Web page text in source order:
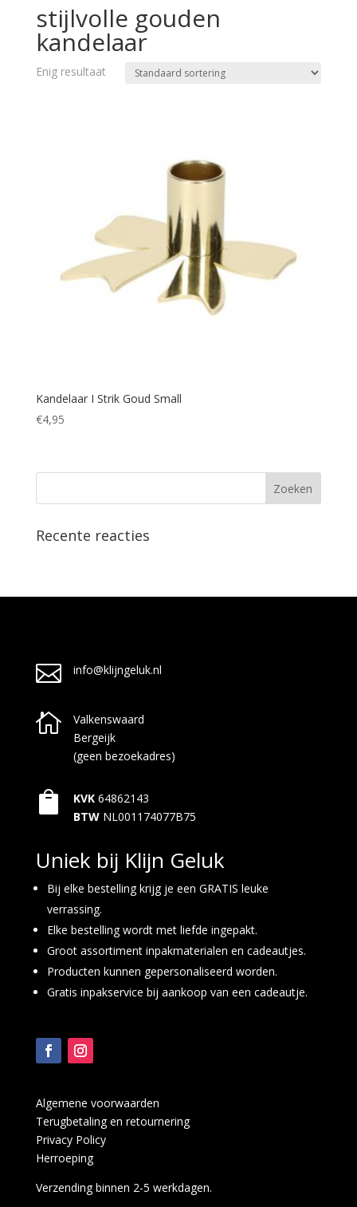
stijlvolle gouden
kandelaar
Enig resultaat
Kandelaar I Strik Goud Small
€4,95
Recente reacties
 info@klijngeluk.nl

Valkenswaard
Bergeijk
(geen bezoekadres)
 KVK 64862143
BTW NL001174077B75
Uniek bij Klijn Geluk
Bij elke bestelling krijg je een GRATIS leuke
verrassing.
Elke bestelling wordt met liefde ingepakt.
Groot assortiment inpakmaterialen en cadeautjes.
Producten kunnen gepersonaliseerd worden.
Gratis inpakservice bij aankoop van een cadeautje.
Algemene voorwaarden
Terugbetaling en retournering
Privacy Policy
Herroeping
Verzending binnen 2-5 werkdagen.